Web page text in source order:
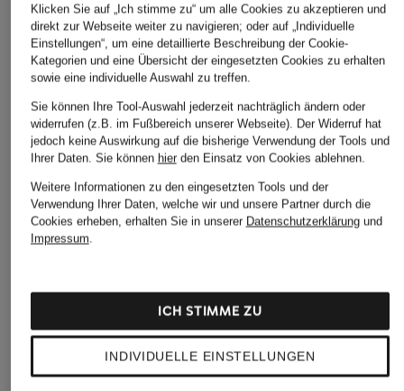
Sneaker BRENTA
AXEL ARIGATO
Sneaker DICE T-TOE
+Aktionsrabatt
Klicken Sie auf „Ich stimme zu“ um alle Cookies zu akzeptieren und
direkt zur Webseite weiter zu navigieren; oder auf „Individuelle
Einstellungen“, um eine detaillierte Beschreibung der Cookie-
Kategorien und eine Übersicht der eingesetzten Cookies zu erhalten
sowie eine individuelle Auswahl zu treffen.
Sie können Ihre Tool-Auswahl jederzeit nachträglich ändern oder
widerrufen (z.B. im Fußbereich unserer Webseite). Der Widerruf hat
jedoch keine Auswirkung auf die bisherige Verwendung der Tools und
Ihrer Daten. Sie können hierden Einsatz von Cookies ablehnen.
Weitere Informationen zu den eingesetzten Tools und der
Verwendung Ihrer Daten, welche wir und unsere Partner durch die
Cookies erheben, erhalten Sie in unserer Datenschutzerklärungund
Impressum.
INDIVIDUELLE EINSTELLUNGEN
ICH STIMME ZU